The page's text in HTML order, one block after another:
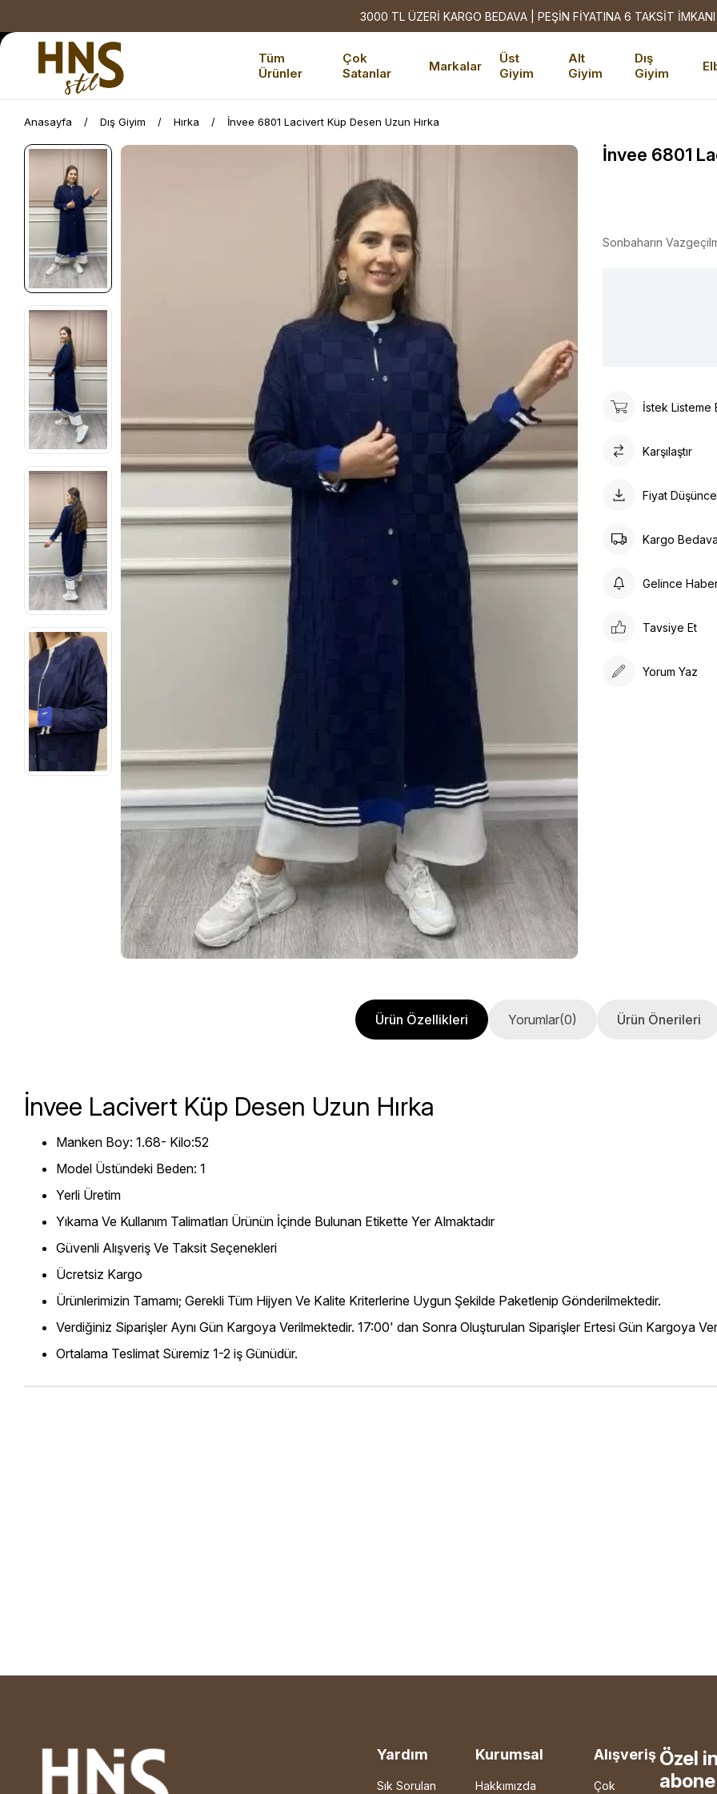
3000 TL ÜZERİ KARGO BEDAVA | PEŞİN FİYATINA 6 TAKSİT İMKANI
Tüm
Ürünler
Çok
Satanlar
Markalar
Üst
Giyim
Alt
Giyim
Dış
Giyim
Anasayfa Dış Giyim Hırka İnvee 6801 Lacivert Küp Desen Uzun Hırka
İnvee 6801
Sonbaharın
İstek Listeme
Karşılaştır
Fiyat
Kargo
Gelince
Tavsiye Et
Yorum Yaz
Ürün Özellikleri Yorumlar(0) Ürün Önerileri
İnvee Lacivert Küp Desen Uzun Hırka
Manken Boy: 1.68- Kilo:52
Model Üstündeki Beden: 1
Yerli Üretim
Yıkama Ve Kullanım Talimatları Ürünün İçinde Bulunan Etikette Yer Almaktadır
Güvenli Alışveriş Ve Taksit Seçenekleri
Ücretsiz Kargo
Ürünlerimizin Tamamı; Gerekli Tüm Hijyen Ve Kalite Kriterlerine Uygun Şekilde Paketlenip Gönderilmektedir.
Verdiğiniz Siparişler Aynı Gün Kargoya Verilmektedir. 17:00' dan Sonra Oluşturulan Siparişler Ertesi Gün Kargoya
Ortalama Teslimat Süremiz 1-2 iş Günüdür.
Yardım
Sık Sorulan
Kurumsal
Hakkımızda
Alışveriş
Çok
Özel